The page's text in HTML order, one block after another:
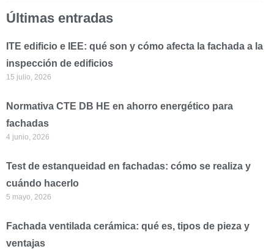
Últimas entradas
ITE edificio e IEE: qué son y cómo afecta la fachada a la
inspección de edificios
15 julio, 2026
Normativa CTE DB HE en ahorro energético para
fachadas
4 junio, 2026
Test de estanqueidad en fachadas: cómo se realiza y
cuándo hacerlo
5 mayo, 2026
Fachada ventilada cerámica: qué es, tipos de pieza y
ventajas